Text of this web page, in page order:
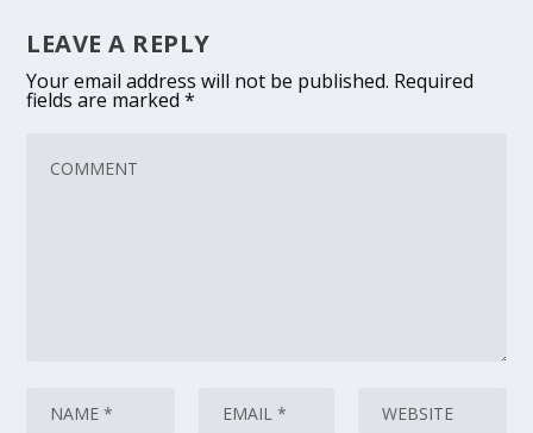
LEAVE A REPLY
Your email address will not be published. Required
fields are marked*